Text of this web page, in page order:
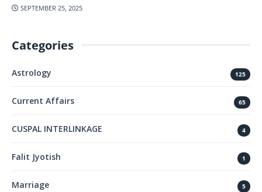
SEPTEMBER 25, 2025
Categories
Astrology 125
Current Affairs 65
CUSPAL INTERLINKAGE 4
Falit Jyotish 1
Marriage 5